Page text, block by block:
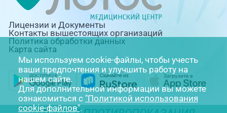
Лицензии и Документы
Контакты вышестоящих организаций
Политика обработки данных
Карта сайта
Мы используем cookie-файлы, чтобы учесть
ваши предпочтения и улучшить работу на
нашем сайте.
Для дополнительной информации вы можете
ознакомиться с "Политикой использования
cookie-файлов".